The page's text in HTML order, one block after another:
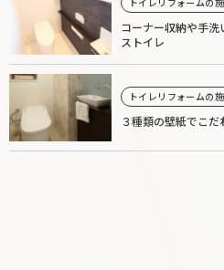
コーナー収納や手
ストイレ
トイレリフォームの
３種類の壁紙でこだ